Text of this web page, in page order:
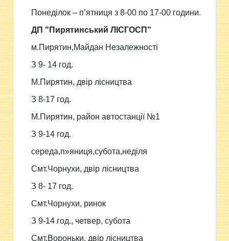
Понеділок – п’ятниця з 8-00 по 17-00 години.
ДП "Пирятинський ЛІСГОСП"
м.Пирятин,Майдан Незалежності
З 9- 14 год.
М.Пирятин, двір лісництва
З 8-17 год.
М.Пирятин, район автостанції №1
З 9-14 год.
середа,п»яниця,субота,неділя
Смт.Чорнухи, двір лісництва
З 8- 17 год.
Смт.Чорнухи, ринок
З 9-14 год., четвер, субота
Смт.Вороньки, двір лісництва